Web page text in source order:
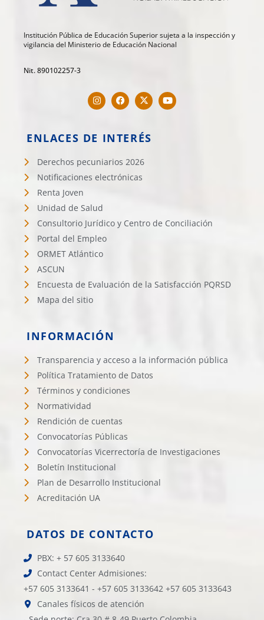
Institución Pública de Educación Superior sujeta a la inspección y
vigilancia del Ministerio de Educación Nacional
Nit. 890102257-3
ENLACES DE INTERÉS
Derechos pecuniarios 2026
Notificaciones electrónicas
Renta Joven
Unidad de Salud
Consultorio Jurídico y Centro de Conciliación
Portal del Empleo
ORMET Atlántico
ASCUN
Encuesta de Evaluación de la Satisfacción PQRSD
Mapa del sitio
INFORMACIÓN
Transparencia y acceso a la información pública
Política Tratamiento de Datos
Términos y condiciones
Normatividad
Rendición de cuentas
Convocatorías Públicas
Convocatorías Vicerrectoría de Investigaciones
Boletín Institucional
Plan de Desarrollo Institucional
Acreditación UA
DATOS DE CONTACTO
PBX: + 57 605 3133640
Contact Center Admisiones:
+57 605 3133641 - +57 605 3133642 +57 605 3133643
Canales físicos de atención